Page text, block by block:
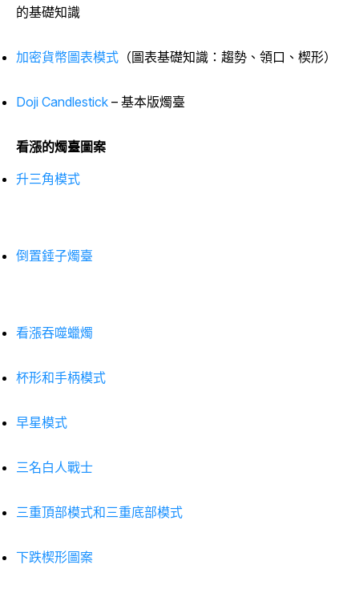
的基礎知識
加密貨幣圖表模式 （圖表基礎知識：趨勢、領口、楔形）
Doji Candlestick – 基本版燭臺
看漲的燭臺圖案
升三角模式
倒置錘子燭臺
看漲吞噬蠟燭
杯形和手柄模式
早星模式
三名白人戰士
三重頂部模式和三重底部模式
下跌楔形圖案